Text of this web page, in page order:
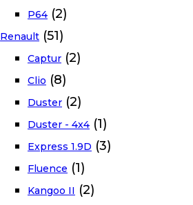
P64 (2)
Renault (51)
Captur (2)
Clio (8)
Duster (2)
Duster - 4x4 (1)
Express 1.9D (3)
Fluence (1)
Kangoo II (2)